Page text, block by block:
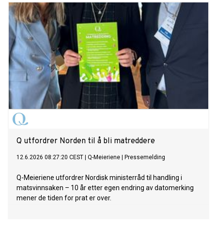
Q utfordrer Norden til å bli matreddere
12.6.2026 08:27:20 CEST Q-Meieriene Pressemelding
Q-Meieriene utfordrer Nordisk ministerråd til handling i
matsvinnsaken – 10 år etter egen endring av datomerking
mener de tiden for prat er over.